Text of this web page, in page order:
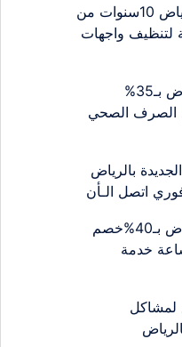
شركة تنظيف واجهات بالرياض 10سنوات من
لتنظيف واجهات
شركة تنظيف بيارات بالرياض بـ35%
الصرف الصحي
بالرياض
شركة تسليك مجاري بالرياض بـ40%خصم
المجاري 24 ساعة خدمة
لمشاكل